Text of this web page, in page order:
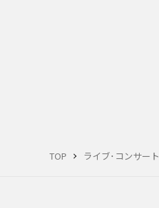
TOP ライブ･コンサート